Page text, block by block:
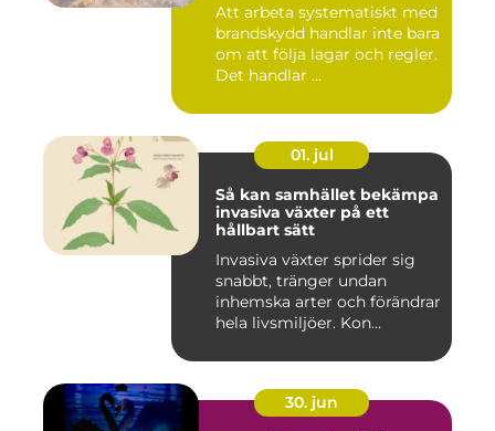
Att arbeta systematiskt med
brandskydd handlar inte bara
om att följa lagar och regler.
Det handlar ...
01. jul
Så kan samhället bekämpa
invasiva växter på ett
hållbart sätt
Invasiva växter sprider sig
snabbt, tränger undan
inhemska arter och förändrar
hela livsmiljöer. Kon...
30. jun